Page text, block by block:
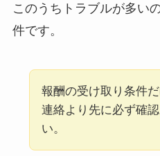
このうちトラブルが多い
件です。
報酬の受け取り条件
連絡より先に必ず確
い。